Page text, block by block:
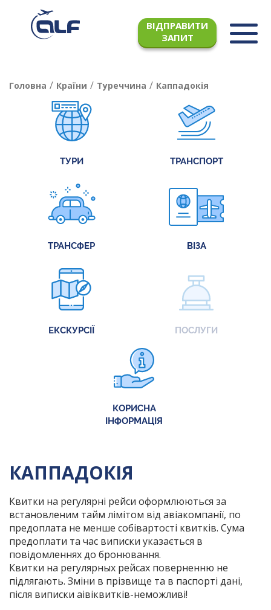
ВІДПРАВИТИ
ЗАПИТ
Головна / Країни / Туреччина / Каппадокія
ТУРИ ТРАНСПОРТ
ТРАНСФЕР ВІЗА
ЕКСКУРСІЇ ПОСЛУГИ
КОРИСНА
ІНФОРМАЦІЯ
КАППАДОКІЯ
Квитки на регулярні рейси оформлюються за
встановленим тайм лімітом від авіакомпанії, по
предоплата не менше собівартості квитків. Сума
предоплати та час виписки указається в
повідомленнях до бронювання.
Квитки на регулярных рейсах поверненню не
підлягають. Зміни в прізвище та в паспорті дані,
після виписки аівіквитків-неможливі!